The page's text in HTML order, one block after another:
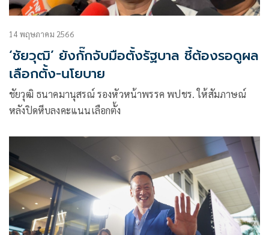
14 พฤษภาคม 2566
‘ชัยวุฒิ’ ยังกั๊กจับมือตั้งรัฐบาล ชี้ต้องรอดูผล
เลือกตั้ง-นโยบาย
ชัยวุฒิ ธนาคมานุสรณ์ รองหัวหน้าพรรค พปชร. ให้สัมภาษณ์
หลังปิดหีบลงคะแนนเลือกตั้ง